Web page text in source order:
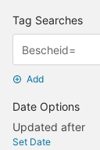
Tag Searches
Add
Date Options
Updated after
Set Date